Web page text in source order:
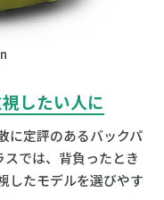
したい人に
に定評のあるバックパ
では、背負ったとき
したモデルを選びやす